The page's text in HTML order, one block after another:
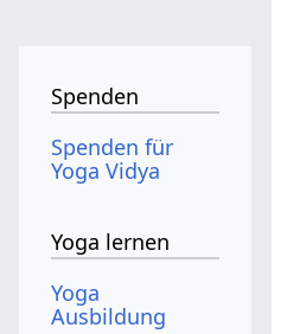
Spenden
Spenden für
Yoga Vidya
Yoga lernen
Yoga
Ausbildung